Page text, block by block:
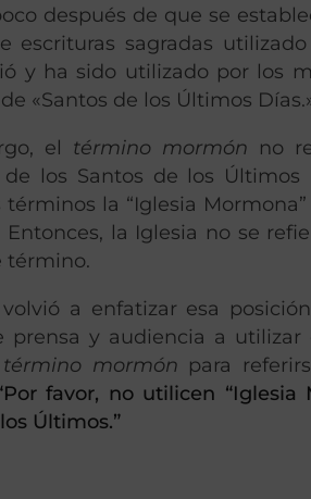
después de que se
escrituras sagradas
y ha sido utilizado por los
«Santos de los Últimos
el término mormón no
de los Santos de los
términos la “Iglesia
Entonces, la Iglesia no se
término.
a enfatizar esa
prensa y audiencia a
término mormón para
favor, no utilicen
Últimos.”